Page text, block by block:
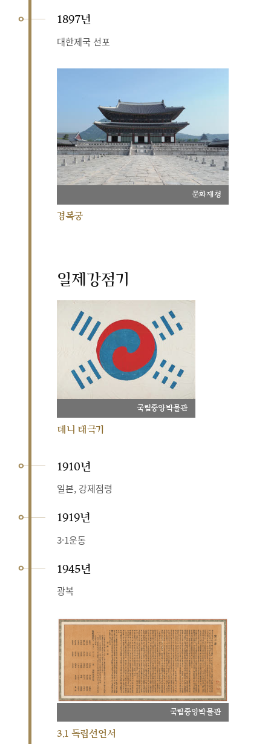
1897년
대한제국 선포
문화재청
경복궁
일제강점기
국립중앙박물관
데니 태극기
1910년
일본, 강제점령
1919년
3·1운동
1945년
광복
국립중앙박물관
3.1 독립선언서